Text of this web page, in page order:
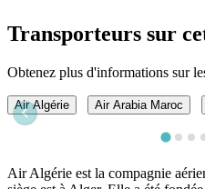
Transporteurs sur
Obtenez plus d'informations sur
Air Algérie Air Arabia Maroc
Air Algérie est la compagnie